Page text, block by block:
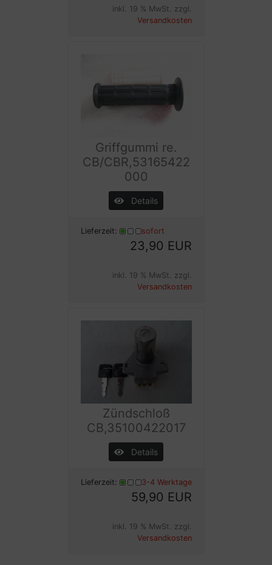
inkl. 19 % MwSt. zzgl.
Versandkosten
Griffgummi re.
CB/CBR,53165422
000
Details
Lieferzeit: sofort
23,90 EUR
inkl. 19 % MwSt. zzgl.
Versandkosten
Zündschloß
CB,35100422017
Details
Lieferzeit: 3-4 Werktage
59,90 EUR
inkl. 19 % MwSt. zzgl.
Versandkosten